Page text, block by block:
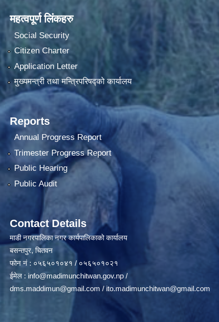
महत्वपूर्ण लिंकहरु
Social Security
Citizen Charter
Application Letter
मुख्यमन्त्री तथा मन्त्रिपरिषद्को कार्यालय
Reports
Annual Progress Report
Trimester Progress Report
Public Hearing
Public Audit
Contact Details
माडी नगरपालिका नगर कार्यपालिकाको कार्यालय
बसन्तपुर, चितवन
फोन नं : ०५६५०१०४१ / ०५६५०१०२१
ईमेल : info@madimunchitwan.gov.np /
dms.maddimun@gmail.com / ito.madimunchitwan@gmail.com